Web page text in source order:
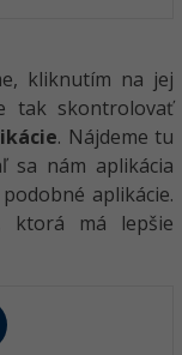
kliknutím na jej
tak skontrolovať
. Nájdeme tu
sa nám aplikácia
aplikácie.
ktorá má lepšie